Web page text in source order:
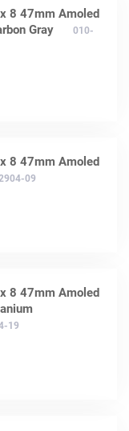
8 47mm Amoled
Gray
010-
8 47mm Amoled
09
8 47mm Amoled
19